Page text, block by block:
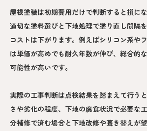
屋根塗装は初期費用だけで判断すると損に
適切な塗料選びと下地処理で塗り直し間隔
コストは下がります。例えばシリコン系や
は単価が高めでも耐久年数が伸び、総合的
可能性が高いです。
実際の工事判断は点検結果を踏まえて行う
さや劣化の程度、下地の腐食状況で必要な
分補修で済む場合と下地改修や葺き替えが